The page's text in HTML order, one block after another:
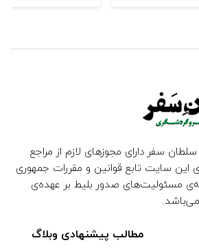
سفر دارای مجوزهای لازم از مراجع
این سایت تابع قوانین و مقررات جمهوری
مسئولیت‌های صدور بلیط بر عهده‌ی
مطالب پیشنهادی وبلاگ